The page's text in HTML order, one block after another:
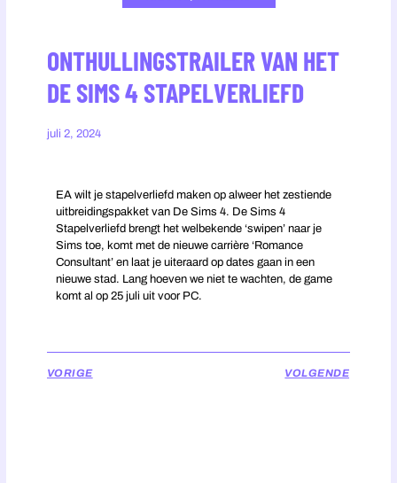
ONTHULLINGSTRAILER VAN HET
DE SIMS 4 STAPELVERLIEFD
juli 2, 2024
EA wilt je stapelverliefd maken op alweer het zestiende
uitbreidingspakket van De Sims 4. De Sims 4
Stapelverliefd brengt het welbekende ‘swipen’ naar je
Sims toe, komt met de nieuwe carrière ‘Romance
Consultant’ en laat je uiteraard op dates gaan in een
nieuwe stad. Lang hoeven we niet te wachten, de game
komt al op 25 juli uit voor PC.
VORIGE VOLGENDE